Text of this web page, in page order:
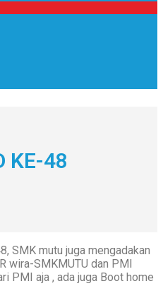
KE-48
SMK mutu juga mengadakan
wira-SMKMUTU dan PMI
PMI aja , ada juga Boot home